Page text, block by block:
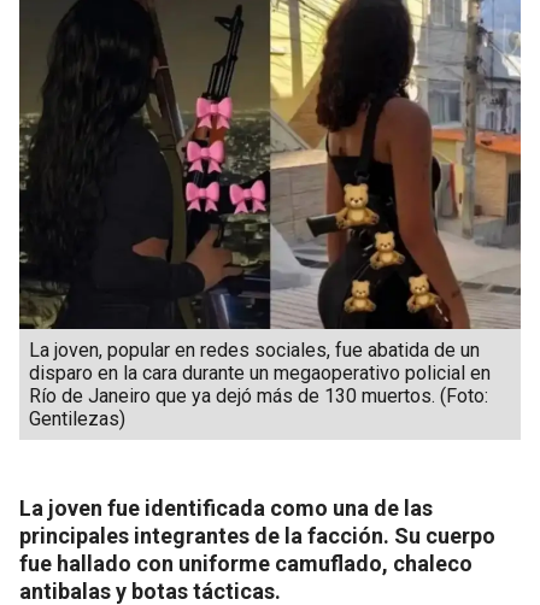
La joven, popular en redes sociales, fue abatida de un
disparo en la cara durante un megaoperativo policial en
Río de Janeiro que ya dejó más de 130 muertos. (Foto:
Gentilezas)
La joven fue identificada como una de las
principales integrantes de la facción. Su cuerpo
fue hallado con uniforme camuflado, chaleco
antibalas y botas tácticas.